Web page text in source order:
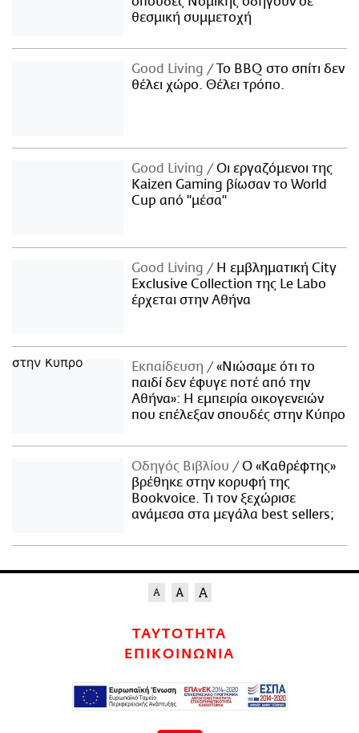
θεσμική συμμετοχή
Good Living
Το BBQ στο σπίτι δεν
θέλει χώρο. Θέλει τρόπο.
Good Living
Οι εργαζόμενοι της
Kaizen Gaming βίωσαν το World
Cup από "μέσα"
Good Living
Η εμβληματική City
Exclusive Collection της Le Labo
έρχεται στην Αθήνα
Εκπαίδευση
«Νιώσαμε ότι το
παιδί δεν έφυγε ποτέ από την
Αθήνα»: Η εμπειρία οικογενειών
που επέλεξαν σπουδές στην Κύπρο
Οδηγός Βιβλίου
Ο «Καθρέφτης»
βρέθηκε στην κορυφή της
Bookvoice. Τι τον ξεχώρισε
ανάμεσα στα μεγάλα best sellers;
ΤΑΥΤΟΤΗΤΑ
ΕΠΙΚΟΙΝΩΝΙΑ